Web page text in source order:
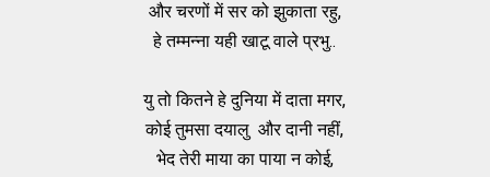
और चरणों में सर को झुकाता रहु,
हे तम्मन्ना यही खाटू वाले प्रभु..
यु तो कितने हे दुनिया में दाता मगर,
कोई तुमसा दयालु और दानी नहीं,
भेद तेरी माया का पाया न कोई,